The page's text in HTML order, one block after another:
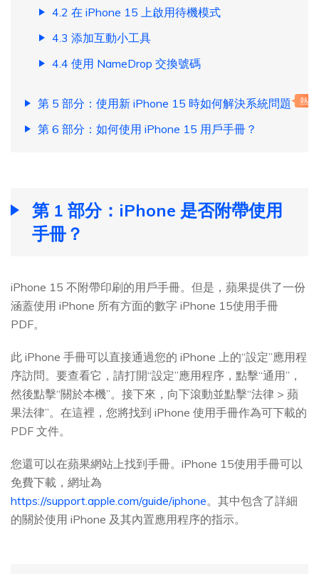
4.2 在 iPhone 15 上啟用待機模式
4.3 添加互動小工具
4.4 使用 NameDrop 交換號碼
第 5 部分：使用新 iPhone 15 時如何解決系統問題 熱門
第 6 部分：如何使用 iPhone 15 用戶手冊？
第 1 部分：iPhone 是否附帶使用
手冊？
iPhone 15 不附帶印刷的用戶手冊。但是，蘋果提供了一份
涵蓋使用 iPhone 所有方面的數字 iPhone 15使用手冊
PDF。
此 iPhone 手冊可以直接通過您的 iPhone 上的“設定”應用程
序訪問。要查看它，請打開“設定”應用程序，點擊“通用”，
然後點擊“關於本機”。接下來，向下滾動並點擊“法律 > 蘋
果法律”。在這裡，您將找到 iPhone 使用手冊作為可下載的
PDF 文件。
您還可以在蘋果網站上找到手冊。iPhone 15使用手冊可以
免費下載，網址為
https://support.apple.com/guide/iphone。其中包含了詳細
的關於使用 iPhone 及其內置應用程序的指示。